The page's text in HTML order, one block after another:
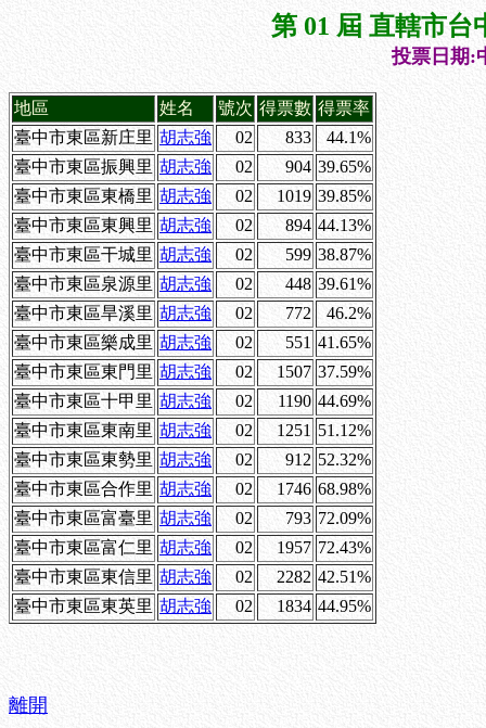
第 01 屆 直轄市台
投票日期:
地區 姓名 號次 得票數 得票率
臺中市東區新庄里 胡志強 02 833
44.1%
臺中市東區振興里 胡志強 02 904 39.65%
臺中市東區東橋里 胡志強 02 1019 39.85%
臺中市東區東興里 胡志強 02 894 44.13%
臺中市東區干城里 胡志強 02 599 38.87%
臺中市東區泉源里 胡志強 02 448 39.61%
臺中市東區旱溪里 胡志強 02 772
46.2%
臺中市東區樂成里 胡志強 02 551 41.65%
臺中市東區東門里 胡志強 02 1507 37.59%
臺中市東區十甲里 胡志強 02 1190 44.69%
臺中市東區東南里 胡志強 02 1251 51.12%
臺中市東區東勢里 胡志強 02 912 52.32%
臺中市東區合作里 胡志強 02 1746 68.98%
臺中市東區富臺里 胡志強 02 793 72.09%
臺中市東區富仁里 胡志強 02 1957 72.43%
臺中市東區東信里 胡志強 02 2282 42.51%
臺中市東區東英里 胡志強 02 1834 44.95%
離開